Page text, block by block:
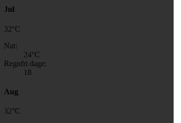
Jul
32°C
Nat:
24°C
Regnfri dage:
18
Aug
32°C